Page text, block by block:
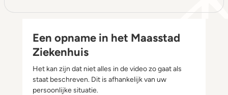
Een opname in het Maasstad
Ziekenhuis
Het kan zijn dat niet alles in de video zo gaat als
staat beschreven. Dit is afhankelijk van uw
persoonlijke situatie.